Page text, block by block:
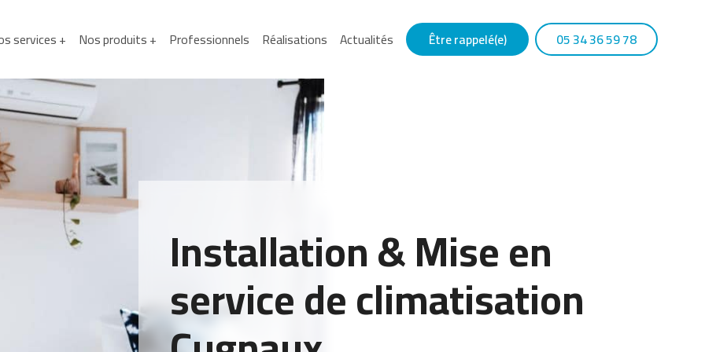
services + Nos produits + Professionnels Réalisations Actualités Être rappelé(e) 05 34 36 59 78
Installation & Mise en
service de climatisation